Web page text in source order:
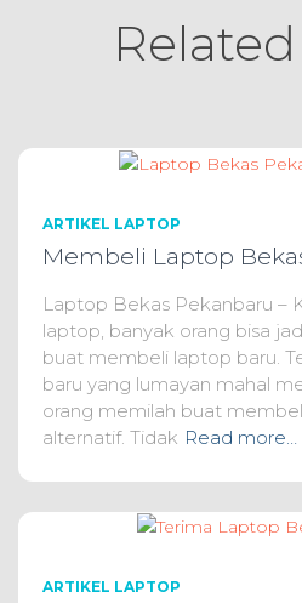
ARTIKEL LAPTOP
Membeli Laptop
Laptop Bekas Pekanbaru –
laptop, banyak orang bisa
buat membeli laptop baru.
baru yang lumayan mahal
orang memilah buat
alternatif. Tidak Read more…
ARTIKEL LAPTOP